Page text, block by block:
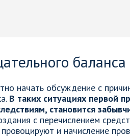
баланса
начать обсуждение с
В таких ситуациях первой
становится
с перечислением
и начисление